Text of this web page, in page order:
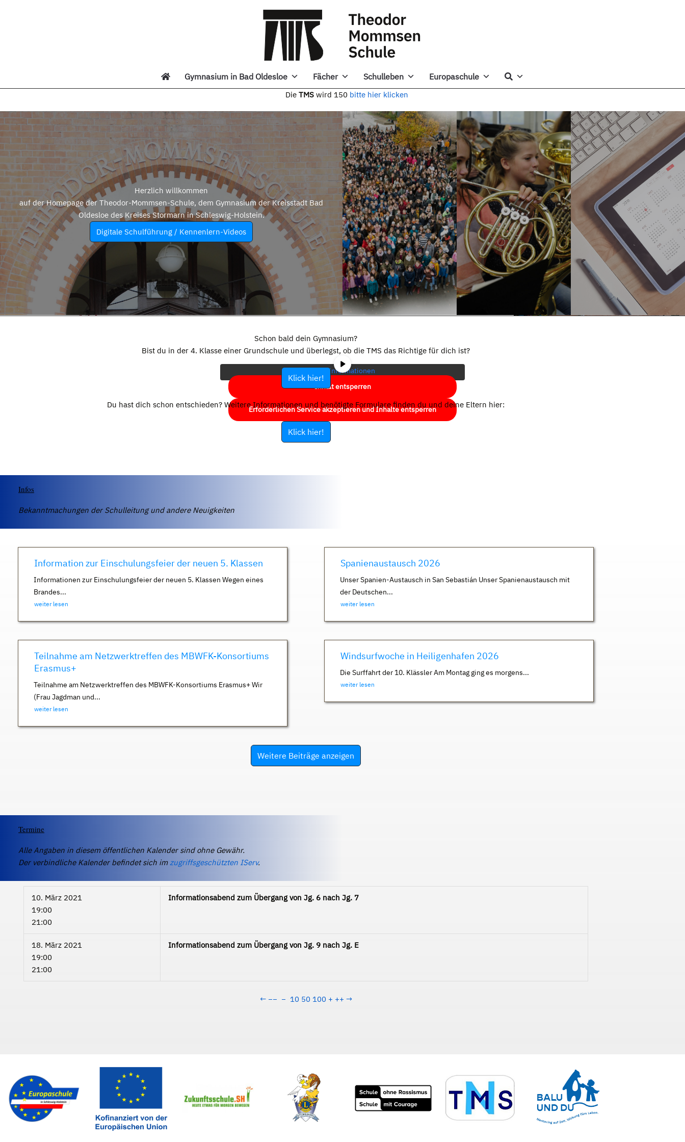
Gymnasium in Bad Oldesloe Fächer Schulleben Europaschule
Die TMS wird 150 bitte hier klicken
Herzlich willkommen
auf der Homepage der Theodor-Mommsen-Schule, dem Gymnasium der Kreisstadt Bad
Oldesloe des Kreises Stormarn in Schleswig-Holstein.
Digitale Schulführung / Kennenlern-Videos
eigentlichen Inhalt zuzugreifen, klicken Sie auf die Schaltfläche unten.
Bitte beachten Sie, dass dabei Daten an Drittanbieter weitergegeben
werden.
Mehr Informationen
Inhalt entsperren
Erforderlichen Service akzeptieren und Inhalte entsperren
Schon bald dein Gymnasium?
Bist du in der 4. Klasse einer Grundschule und überlegst, ob die TMS das Richtige für dich ist?
Klick hier!
Du hast dich schon entschieden? Weitere Informationen und benötigte Formulare finden du und deine Eltern hier:
Klick hier!
Infos
Bekanntmachungen der Schulleitung und andere Neuigkeiten
Information zur Einschulungsfeier der neuen 5. Klassen
Informationen zur Einschulungsfeier der neuen 5. Klassen Wegen eines
Brandes...
weiter lesen
Spanienaustausch 2026
Unser Spanien-Austausch in San Sebastián Unser Spanienaustausch mit
der Deutschen...
weiter lesen
Teilnahme am Netzwerktreffen des MBWFK-Konsortiums
Erasmus+
Teilnahme am Netzwerktreffen des MBWFK-Konsortiums Erasmus+ Wir
(Frau Jagdman und...
weiter lesen
Windsurfwoche in Heiligenhafen 2026
Die Surffahrt der 10. Klässler Am Montag ging es morgens...
weiter lesen
Weitere Beiträge anzeigen
Termine
Alle Angaben in diesem öffentlichen Kalender sind ohne Gewähr.
Der verbindliche Kalender befindet sich imzugriffsgeschützten IServ.
10. März 2021
19:00
21:00
Informationsabend zum Übergang von Jg. 6 nach Jg. 7
18. März 2021
19:00
21:00
Informationsabend zum Übergang von Jg. 9 nach Jg. E
← −− − 10 50 100 + ++ →